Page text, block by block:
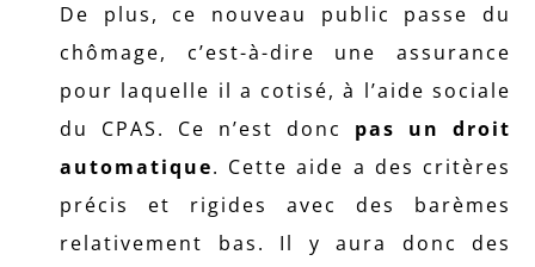
De plus, ce nouveau public passe du
chômage, c’est-à-dire une assurance
pour laquelle il a cotisé, à l’aide sociale
du CPAS. Ce n’est donc pas un droit
automatique. Cette aide a des critères
précis et rigides avec des barèmes
relativement bas. Il y aura donc des